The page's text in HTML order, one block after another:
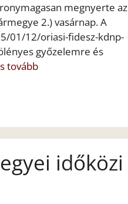
megnyerte az
2.) vasárnap. A
01/12/oriasi-fidesz-kdnp-
győzelemre és
tovább
időközi